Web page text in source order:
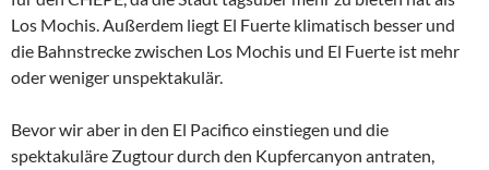
Los Mochis. Außerdem liegt El Fuerte klimatisch besser und
die Bahnstrecke zwischen Los Mochis und El Fuerte ist mehr
oder weniger unspektakulär.
Bevor wir aber in den El Pacifico einstiegen und die
spektakuläre Zugtour durch den Kupfercanyon antraten,